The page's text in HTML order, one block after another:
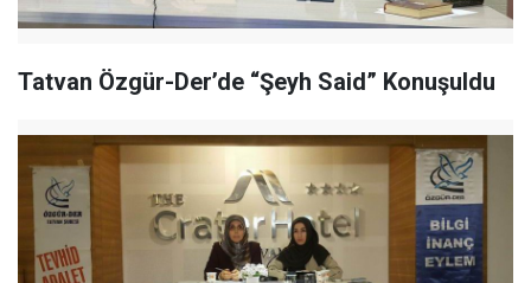
Tatvan Özgür-Der’de “Şeyh Said” Konuşuldu